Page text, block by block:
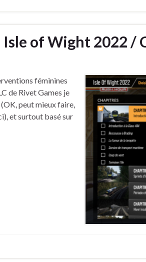
Isle of Wight 2022 /
féminines
de Rivet Games je
peut mieux faire,
et surtout basé sur